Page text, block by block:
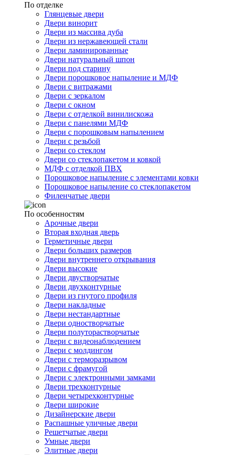
По отделке
Глянцевые двери
Двери винорит
Двери из массива дуба
Двери из нержавеющей стали
Двери ламинированные
Двери натуральный шпон
Двери под старину
Двери порошковое напыление и МДФ
Двери с витражами
Двери с зеркалом
Двери с окном
Двери с отделкой винилискожа
Двери с панелями МДФ
Двери с порошковым напылением
Двери с резьбой
Двери со стеклом
Двери со стеклопакетом и ковкой
МДФ с отделкой ПВХ
Порошковое напыление с элементами ковки
Порошковое напыление со стеклопакетом
Филенчатые двери
По особенностям
Арочные двери
Вторая входная дверь
Герметичные двери
Двери больших размеров
Двери внутреннего открывания
Двери высокие
Двери двустворчатые
Двери двухконтурные
Двери из гнутого профиля
Двери накладные
Двери нестандартные
Двери одностворчатые
Двери полуторастворчатые
Двери с видеонаблюдением
Двери с молдингом
Двери с терморазрывом
Двери с фрамугой
Двери с электронными замками
Двери трехконтурные
Двери четырехконтурные
Двери широкие
Дизайнерские двери
Распашные уличные двери
Решетчатые двери
Умные двери
Элитные двери